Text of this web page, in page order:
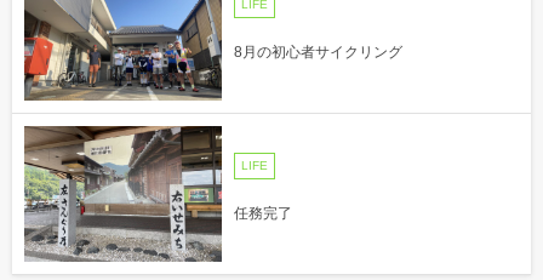
LIFE
8月の初心者サイクリング
LIFE
任務完了